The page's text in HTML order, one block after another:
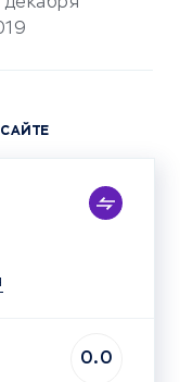
0.0